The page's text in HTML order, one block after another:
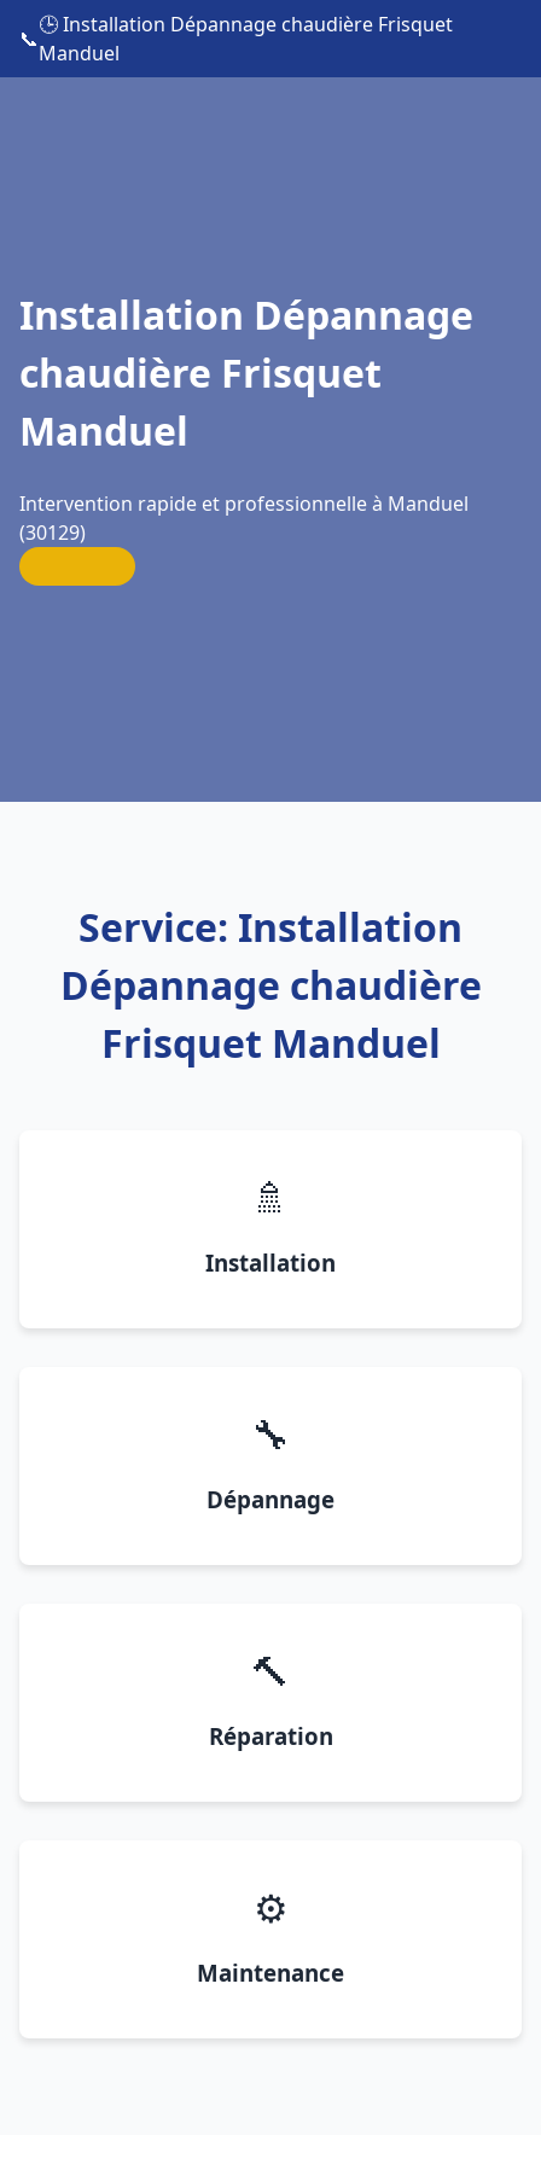
📞
🕒 Installation Dépannage chaudière Frisquet
Manduel
Installation Dépannage
chaudière Frisquet
Manduel
Intervention rapide et professionnelle à Manduel
(30129)
Service: Installation
Dépannage chaudière
Frisquet Manduel
🚿
Installation
🔧
Dépannage
🔨
Réparation
⚙️
Maintenance